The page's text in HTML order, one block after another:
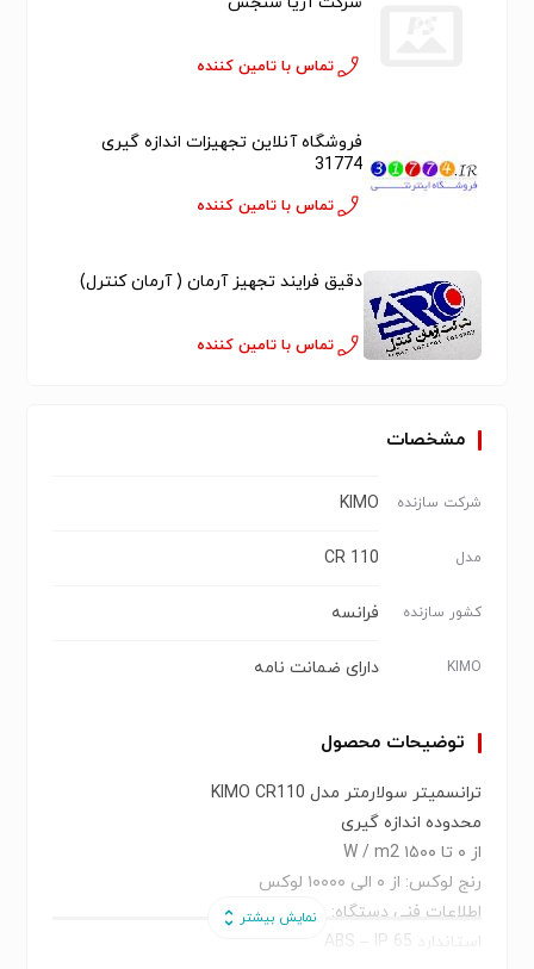
تماس با تامین کننده
فروشگاه آنلاین تجهیزات اندازه گیری
31774
تماس با تامین کننده
دقیق فرایند تجهیز آرمان ( آرمان کنترل)
تماس با تامین کننده
مشخصات
شرکت سازنده KIMO
مدل CR 110
کشور سازنده فرانسه
KIMO دارای ضمانت نامه
توضیحات محصول
ترانسمیتر سولارمتر مدل KIMO CR110
محدوده اندازه گیری
از ۰ تا ۱۵۰۰ W / m2
رنج لوکس: از ۰ الی ۱۰۰۰۰ لوکس
اطلاعات فنی دستگاه:
استاندارد ABS – IP 65